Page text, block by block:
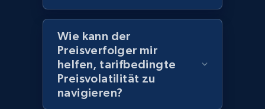
URL, Domain, Country code, Model number,
Sku, Product id, Product name, Manufacturer,
and more.
2.1K+ 355+ Jetzt anfangen
Wie kann der
Preisverfolger mir
helfen, tarifbedingte
Preisvolatilität zu
navigieren?